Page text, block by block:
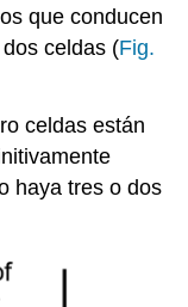
que conducen
celdas (Fig.
celdas están
haya tres o dos